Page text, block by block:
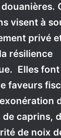
visent à
privé
résilience
Elles
faveurs
caprins,
de noix